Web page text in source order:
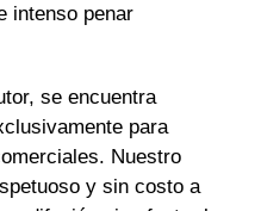
intenso penar
se encuentra
para
Nuestro
y sin costo a